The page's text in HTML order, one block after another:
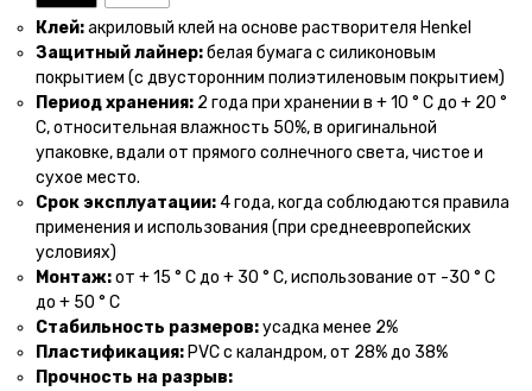
Клей:акриловый клей на основе растворителя Henkel
Защитный лайнер:белая бумага с силиконовым
покрытием (с двусторонним полиэтиленовым покрытием)
Период хранения: 2 года при хранении в + 10 ° С до + 20 °
С, относительная влажность 50%, в оригинальной
упаковке, вдали от прямого солнечного света, чистое и
сухое место.
Срок эксплуатации:4 года, когда соблюдаются правила
применения и использования (при среднеевропейских
условиях)
Монтаж:от + 15 ° С до + 30 ° С, использование от -30 ° С
до + 50 ° С
Стабильность размеров:усадка менее 2%
Пластификация: PVC с каландром, от 28% до 38%
Прочность на разрыв: